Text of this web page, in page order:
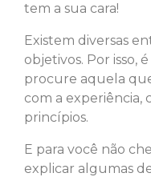
tem a sua cara!
Existem diversas
objetivos. Por isso,
procure aquela
com a experiência,
princípios.
E para você não
explicar algumas